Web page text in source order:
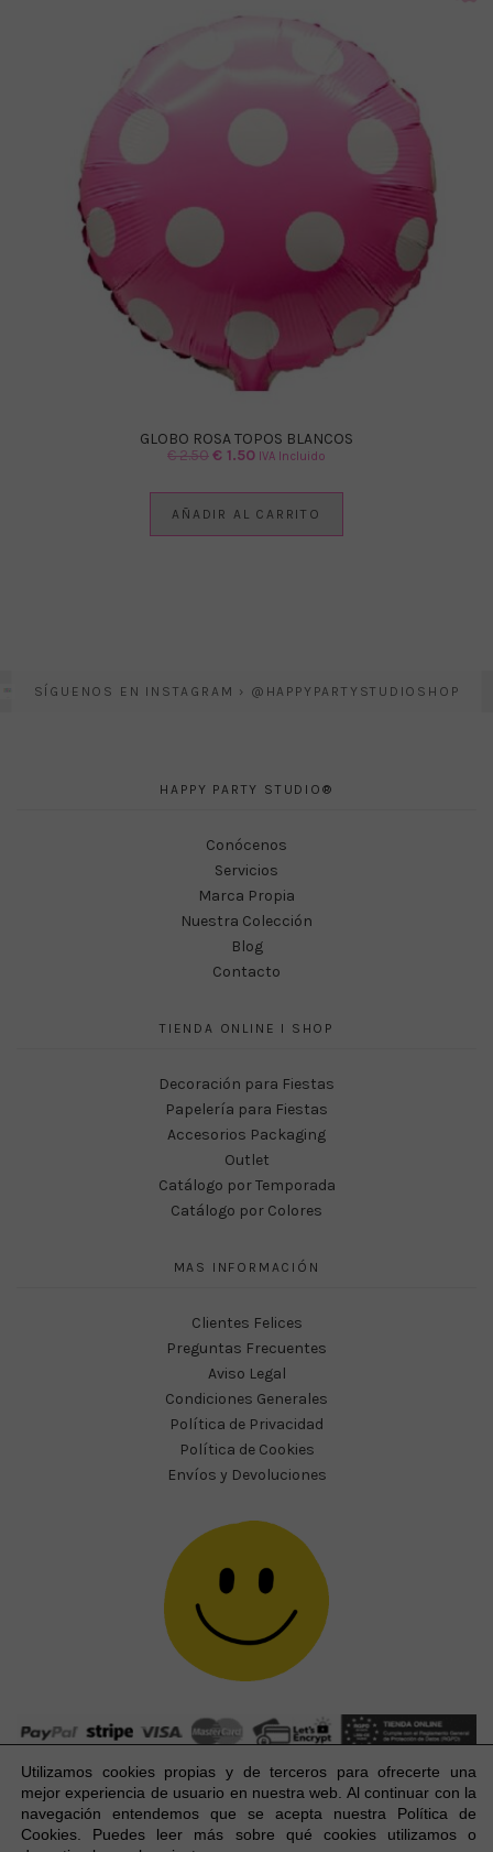
GLOBO ROSA TOPOS BLANCOS
€2.50El
€ 1.50ElIVA Incluido
AÑADIR AL CARRITO
SÍGUENOS EN INSTAGRAM › @HAPPYPARTYSTUDIOSHOP
HAPPY PARTY STUDIO®
Conócenos
Servicios
Marca Propia
Nuestra Colección
Blog
Contacto
TIENDA ONLINE I SHOP
Decoración para Fiestas
Papelería para Fiestas
Accesorios Packaging
Outlet
Catálogo por Temporada
Catálogo por Colores
MAS INFORMACIÓN
Clientes Felices
Preguntas Frecuentes
Aviso Legal
Condiciones Generales
Política de Privacidad
Política de Cookies
Envíos y Devoluciones
Happy Party Studio® 2023-2026 I © Todos los derechos
Utilizamos cookies propias y de terceros para ofrecerte una
mejor experiencia de usuario en nuestra web. Al continuar con la
navegación entendemos que se acepta nuestra Política de
Cookies. Puedes leer más sobre qué cookies utilizamos o
1